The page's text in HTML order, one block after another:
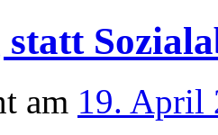
am 19. April